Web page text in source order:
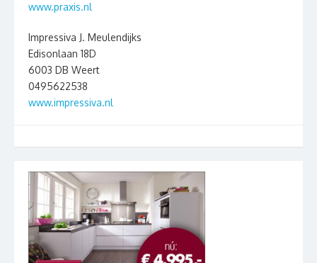
www.praxis.nl
Impressiva J. Meulendijks
Edisonlaan 18D
6003 DB Weert
0495622538
www.impressiva.nl